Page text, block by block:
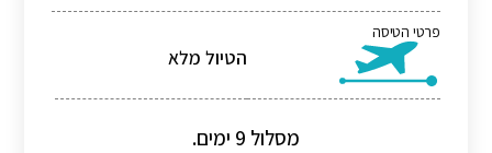
פרטי הטיסה
הטיול מלא
מסלול 9 ימים.